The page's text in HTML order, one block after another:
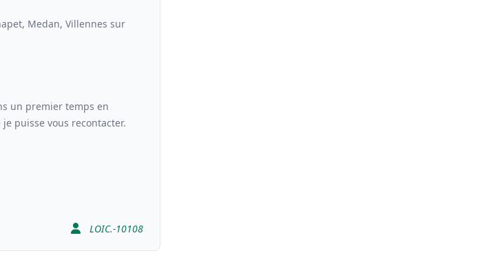
Medan, Villennes sur
un premier temps en
puisse vous recontacter.
LOIC.-10108